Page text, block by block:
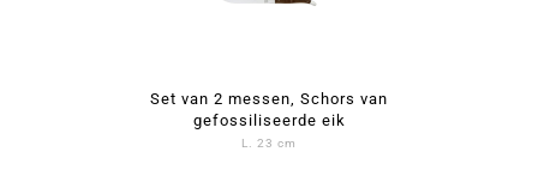
Set van 2 messen, Schors van
gefossiliseerde eik
L. 23 cm